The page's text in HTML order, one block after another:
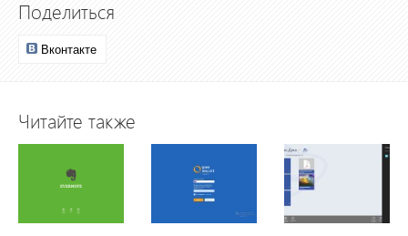
Поделиться
Вконтакте
Читайте также